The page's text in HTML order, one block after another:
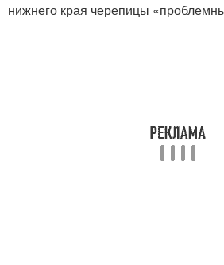
нижнего края черепицы